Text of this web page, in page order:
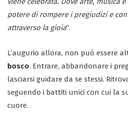
potere di rompere i pregiudizi e
attraverso la gioia“.
L’augurio allora, non può essere
bosco. Entrare, abbandonare i
lasciarsi guidare da se stessi.
seguendo i battiti unici con cui la
cuore.